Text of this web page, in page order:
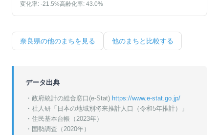
変化率: -21.5%高齢化率: 43.0%
奈良県の他のまちを見る 他のまちと比較する
データ出典
・政府統計の総合窓口(e-Stat) https://www.e-stat.go.jp/
・ 社人研「日本の地域別将来推計人口（令和5年推計）」
・ 住民基本台帳（2023年）
・ 国勢調査（2020年）